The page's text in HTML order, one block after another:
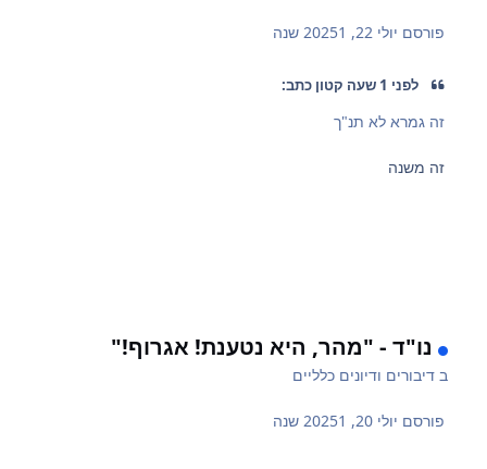
פורסם יולי 22, 2025 1 שנה
לפני 1 שעה קטון כתב:
זה גמרא לא תנ"ך
זה משנה
נו"ד - "מהר, היא נטענת! אגרוף!"
בדיבורים ודיונים כלליים
פורסם יולי 20, 2025 1 שנה